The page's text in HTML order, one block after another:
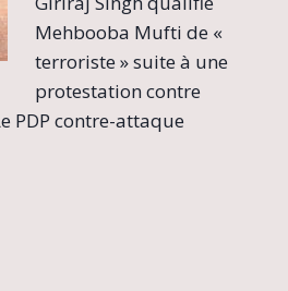
Mehbooba Mufti de «
terroriste » suite à une
protestation contre
PDP contre-attaque